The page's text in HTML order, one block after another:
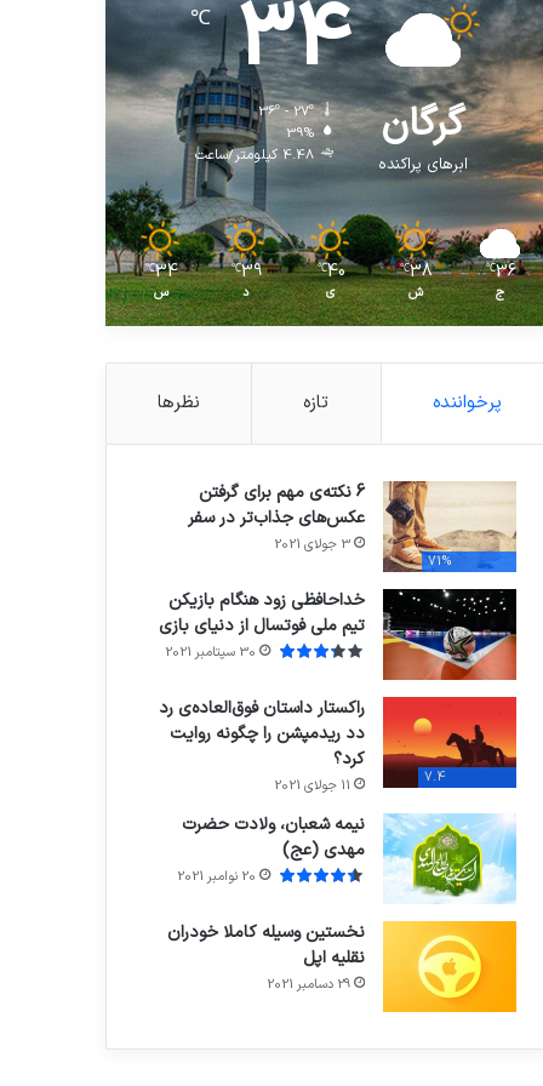
گرگان
ابرهای پراکنده
34
℃
36º - 27º
39%
4.48 کیلومتر/ساعت
36
℃
ج
38
℃
ش
40
℃
ی
39
℃
د
34
℃
س
پرخواننده تازه نظرها
71%
6 نکته‌ی مهم برای گرفتن
عکس‌های جذاب‌تر در سفر
3 جولای 2021
خداحافظی زود هنگام بازیکن
تیم ملی فوتسال از دنیای بازی
30 سپتامبر 2021
7.4
راکستار داستان فوق‌العاده‌ی رد
دد ریدمپشن را چگونه روایت
کرد؟
11 جولای 2021
نیمه شعبان، ولادت حضرت
مهدی (عج)
20 نوامبر 2021
نخستین وسیله کاملا خودران
نقلیه اپل
29 دسامبر 2021